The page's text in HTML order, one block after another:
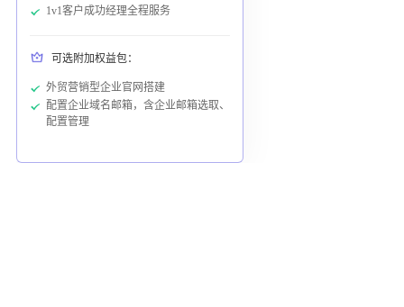
1v1客户成功经理全程服务
可选附加权益包：
外贸营销型企业官网搭建
配置企业域名邮箱，含企业邮箱选取、
配置管理